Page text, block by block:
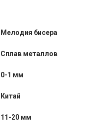
Мелодия бисера
Сплав металлов
0-1 мм
Китай
11-20 мм